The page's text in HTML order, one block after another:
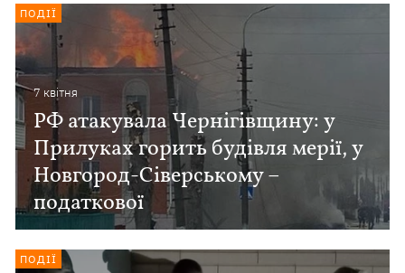
7 квiтня
РФ атакувала Чернігівщину: у
Прилуках горить будівля мерії, у
Новгород-Сіверському –
податкової
ПОДІЇ
ПОДІЇ